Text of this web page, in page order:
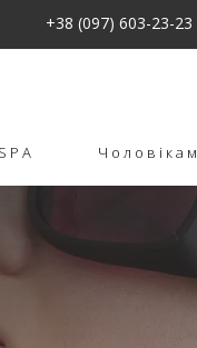
+38 (097) 603-23-23
Чоловікам